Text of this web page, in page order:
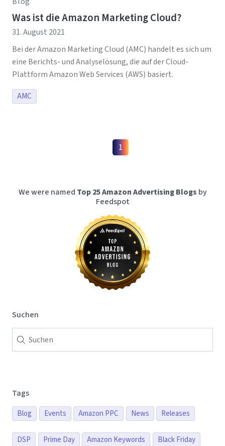
Was ist die Amazon Marketing Cloud?
31. August 2021
Bei der Amazon Marketing Cloud (AMC) handelt es sich um
eine Berichts- und Analyselösung, die auf der Cloud-
Plattform Amazon Web Services (AWS) basiert.
AMC
1
We were named Top 25 Amazon Advertising Blogs by
Feedspot
Suchen
Tags
Blog Events Amazon PPC News Releases
DSP Prime Day Amazon Keywords Black Friday